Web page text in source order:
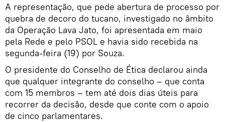
A representação, que pede abertura de processo por
quebra de decoro do tucano, investigado no âmbito
da Operação Lava Jato, foi apresentada em maio
pela Rede e pelo PSOL e havia sido recebida na
segunda-feira (19) por Souza.
O presidente do Conselho de Ética declarou ainda
que qualquer integrante do conselho – que conta
com 15 membros – tem até dois dias úteis para
recorrer da decisão, desde que conte com o apoio
de cinco parlamentares.